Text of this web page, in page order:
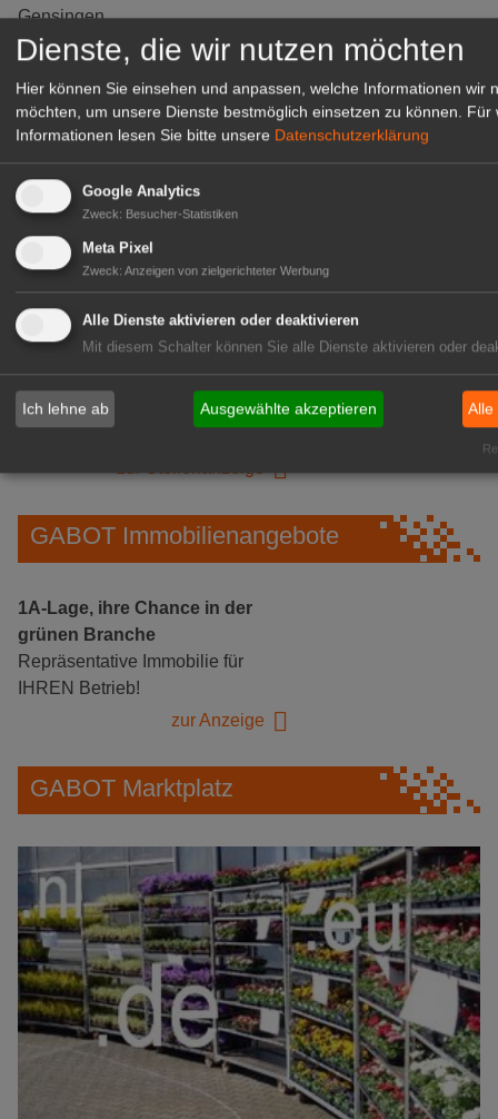
Gensingen
zur Stellenanzeige
Gärtnerei Hanns
Logistikhalle
zur Stellenanzeige
GABOT Immobilienangebote
1A-Lage, ihre Chance in der
grünen Branche
Repräsentative Immobilie für
IHREN Betrieb!
zur Anzeige
GABOT Marktplatz
Dienste, die wir nutzen möchten
Hier können Sie einsehen und anpassen, welche Informationen wir
möchten, um unsere Dienste bestmöglich einsetzen zu können.
Für
Informationen lesen Sie bitte unsere Datenschutzerklärung
Google Analytics
Zweck: Besucher-Statistiken
Meta Pixel
Zweck: Anzeigen von zielgerichteter Werbung
Alle Dienste aktivieren oder deaktivieren
Mit diesem Schalter können Sie alle Dienste aktivieren oder
Ich lehne ab Ausgewählte akzeptieren Alle